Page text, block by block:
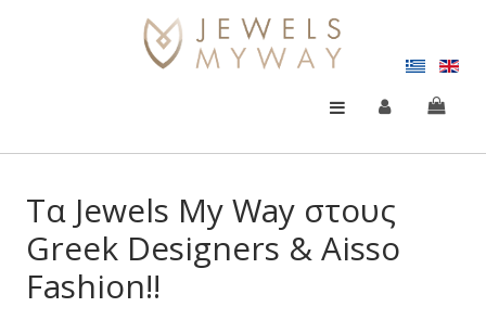
Τα Jewels My Way στους
Greek Designers & Aisso
Fashion!!